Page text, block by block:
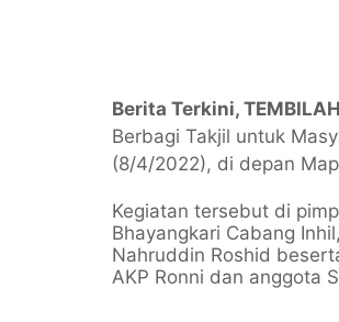
Berita Terkini,
Berbagi Takjil untuk
(8/4/2022), di depan
Kegiatan tersebut di
Bhayangkari Cabang
Nahruddin Roshid
AKP Ronni dan anggota